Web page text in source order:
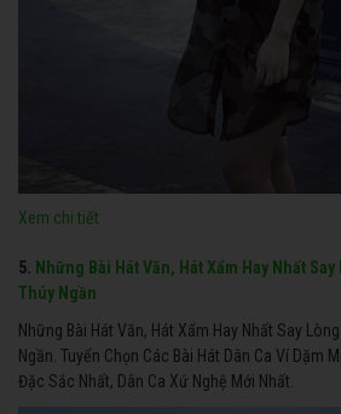
Xem chi tiết
5.
Những Bài Hát Văn, Hát Xẩm Hay Nhất
Thúy Ngần
Những Bài Hát Văn, Hát Xẩm Hay Nhất Say
Ngần. Tuyển Chọn Các Bài Hát Dân Ca Ví Dặm
Đặc Sắc Nhất, Dân Ca Xứ Nghệ Mới Nhất.